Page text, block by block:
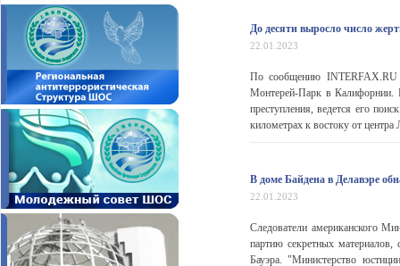
До десяти выросло число
22.01.2023
По сообщению INTERFAX.RU
Монтерей-Парк в Калифорнии.
преступления, ведется его
километрах к востоку от
В доме Байдена в Делавэре
22.01.2023
Следователи американского
партию секретных
Бауэра. "Министерство